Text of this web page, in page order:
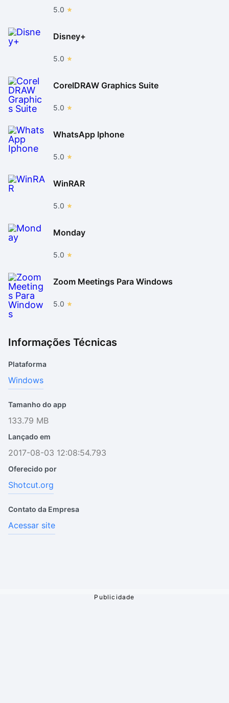
5.0
Disney+
5.0
CorelDRAW Graphics Suite
5.0
WhatsApp Iphone
5.0
WinRAR
5.0
Monday
5.0
Zoom Meetings Para Windows
5.0
Informações Técnicas
Plataforma
Windows
Tamanho do app
133.79 MB
Lançado em
2017-08-03 12:08:54.793
Oferecido por
Shotcut.org
Contato da Empresa
Acessar site